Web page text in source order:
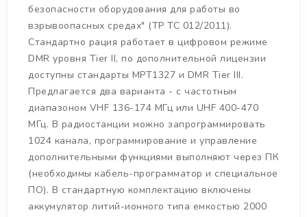
безопасности оборудования для работы во
взрывоопасных средах" (ТР ТС 012/2011).
Стандартно рация работает в цифровом режиме
DMR уровня Tier II, по дополнительной лицензии
доступны стандарты MPT1327 и DMR Tier III.
Предлагается два варианта - с частотным
диапазоном VHF 136-174 МГц или UHF 400-470
МГц. В радиостанции можно запрограммировать
1024 канала, программирование и управление
дополнительными функциями выполняют через ПК
(необходимы кабель-программатор и специальное
ПО). В стандартную комплектацию включены
аккумулятор литий-ионного типа емкостью 2000